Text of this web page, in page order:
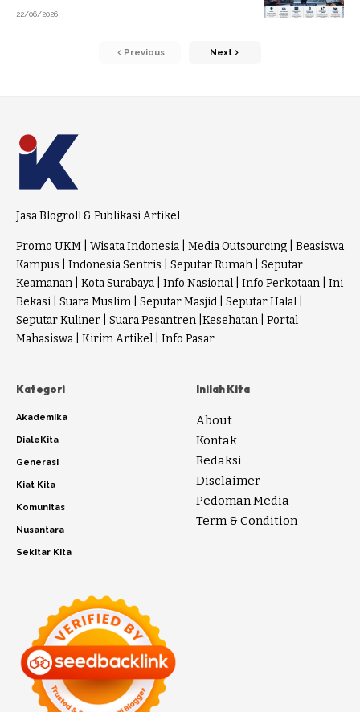
22/06/2026
Previous Next
Jasa Blogroll & Publikasi Artikel
Promo UKM Wisata Indonesia Media Outsourcing
Beasiswa
Kampus
Indonesia Sentris Seputar Rumah
Seputar
Keamanan
Kota Surabaya Info Nasional Info Perkotaan
Ini
Bekasi
Suara Muslim Seputar Masjid Seputar Halal
Seputar Kuliner
Suara Pesantren Kesehatan
Portal
Mahasiswa
Kirim Artikel Info Pasar
Kategori
Akademika
DialeKita
Generasi
Kiat Kita
Komunitas
Nusantara
Sekitar Kita
Inilah Kita
About
Kontak
Redaksi
Disclaimer
Pedoman Media
Term & Condition